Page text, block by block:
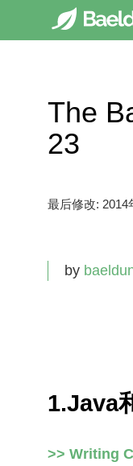
The
23
最后修改: 2014
by
1.Java
>> Writing